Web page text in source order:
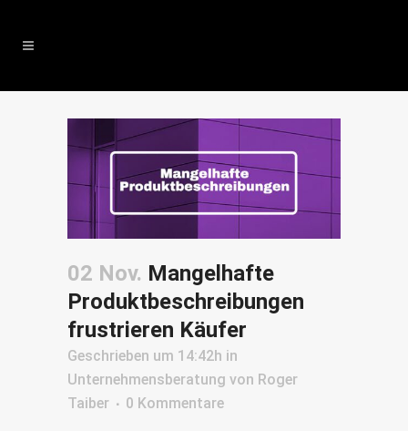
02 Nov. Mangelhafte
Produktbeschreibungen
frustrieren Käufer
Geschrieben um 14:42h in
Unternehmensberatung von Roger
Taiber
0 Kommentare